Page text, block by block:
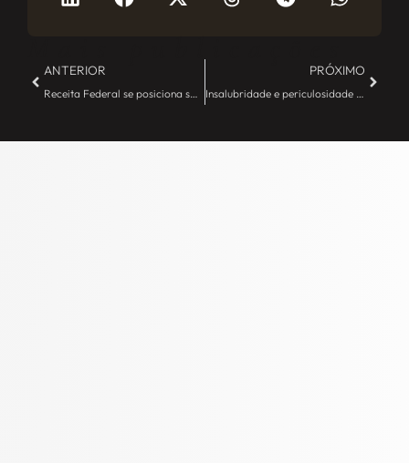
ANTERIOR
Receita Federal se posiciona sobre exclusão do ICMS da base do PIS/Cofins – JE Camargo
PRÓXIMO
Insalubridade e periculosidade – Qual a diferença? – JE Camargo